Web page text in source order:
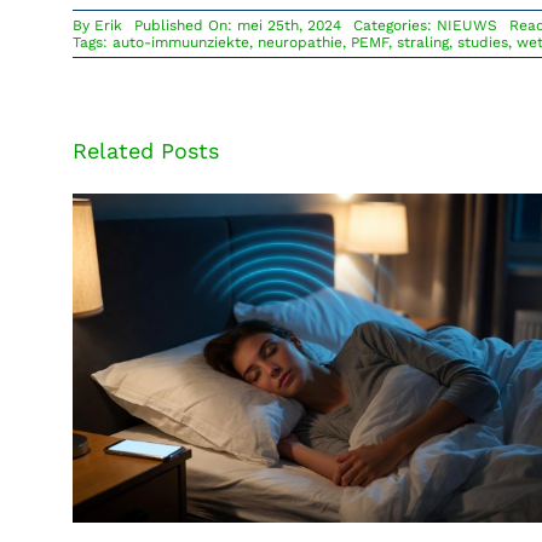
By Erik Published On: mei 25th, 2024 Categories: NIEUWS
Tags: auto-immuunziekte, neuropathie, PEMF, straling, studies,
Related Posts
Mobiele straling kan je slaap
beïnvloeden